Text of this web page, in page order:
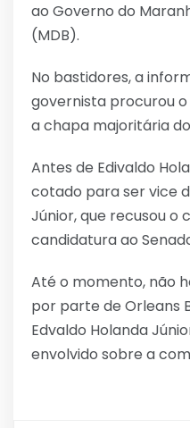
ao Governo do
(MDB).
No bastidores, a
governista procurou
a chapa majoritária
Antes de Edivaldo
cotado para ser vice
Júnior, que recusou o
candidatura ao
Até o momento, não
por parte de Orleans
Edvaldo Holanda
envolvido sobre a